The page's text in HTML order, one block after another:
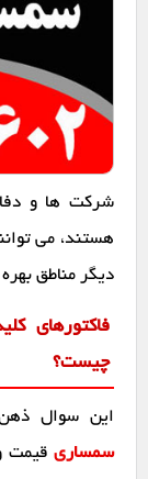
شرکت ها و
هستند، می
دیگر مناطق
فاکتورهای
چیست؟
این سوال
سمساری قیمت